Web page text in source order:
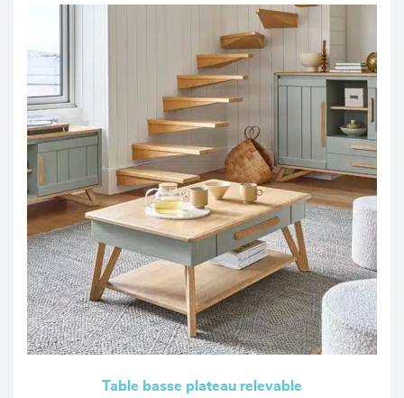
Table basse plateau relevable